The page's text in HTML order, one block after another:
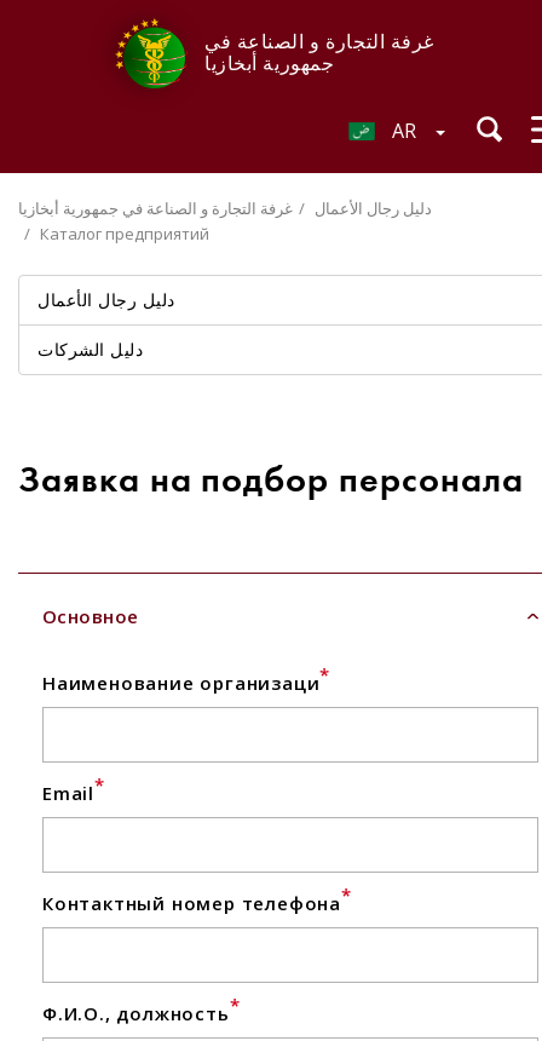
غرفة التجارة و الصناعة في
جمهورية أبخازيا
AR
غرفة التجارة و الصناعة في جمهورية أبخازيا
دليل رجال الأعمال
Каталог предприятий
دليل رجال الأعمال
دليل الشركات
Заявка на подбор персонала
Основное
Наименование организаци*
Email*
Контактный номер телефона*
Ф.И.О., должность*